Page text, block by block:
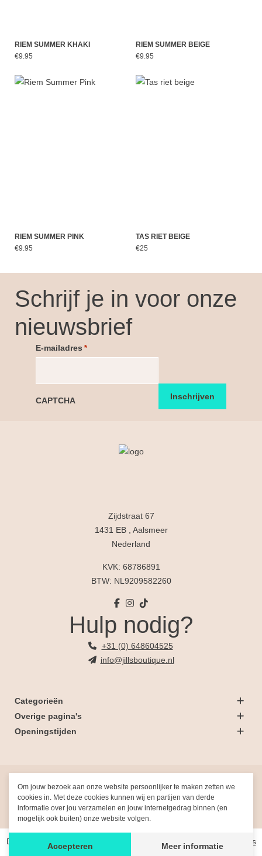
Om jouw bezoek aan onze website persoonlijker te maken zetten we
cookies in. Met deze cookies kunnen wij en partijen van derde
informatie over jou verzamelen en jouw internetgedrag binnen (en
mogelijk ook buiten) onze website volgen.
Accepteren Meer informatie
RIEM SUMMER KHAKI
€9.95
RIEM SUMMER BEIGE
€9.95
RIEM SUMMER PINK
€9.95
TAS RIET BEIGE
€25
Schrijf je in voor onze
nieuwsbrief
E-mailadres *
CAPTCHA
Zijdstraat 67
1431 EB , Aalsmeer
Nederland
KVK: 68786891
BTW: NL9209582260
Hulp nodig?
+31 (0) 648604525
info@jillsboutique.nl
Categorieën
Overige pagina's
Openingstijden
Gemaakt met doorFresh-Dev
De waardering van www.jillsboutique.nl/ bij WebwinkelKeur Reviews